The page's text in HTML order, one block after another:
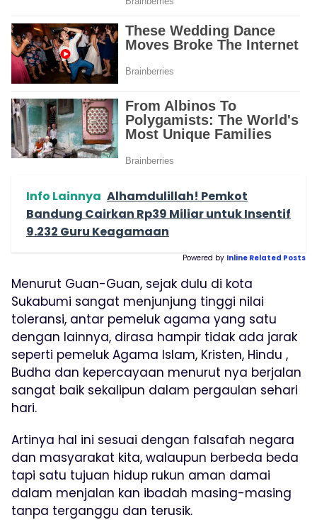
Info Lainnya Alhamdulillah! Pemkot
Bandung Cairkan Rp39 Miliar untuk Insentif
9.232 Guru Keagamaan
Powered by Inline Related Posts
Menurut Guan-Guan, sejak dulu di kota
Sukabumi sangat menjunjung tinggi nilai
toleransi, antar pemeluk agama yang satu
dengan lainnya, dirasa hampir tidak ada jarak
seperti pemeluk Agama Islam, Kristen, Hindu ,
Budha dan kepercayaan menurut nya berjalan
sangat baik sekalipun dalam pergaulan sehari
hari.
Artinya hal ini sesuai dengan falsafah negara
dan masyarakat kita, walaupun berbeda beda
tapi satu tujuan hidup rukun aman damai
dalam menjalan kan ibadah masing-masing
tanpa terganggu dan terusik.